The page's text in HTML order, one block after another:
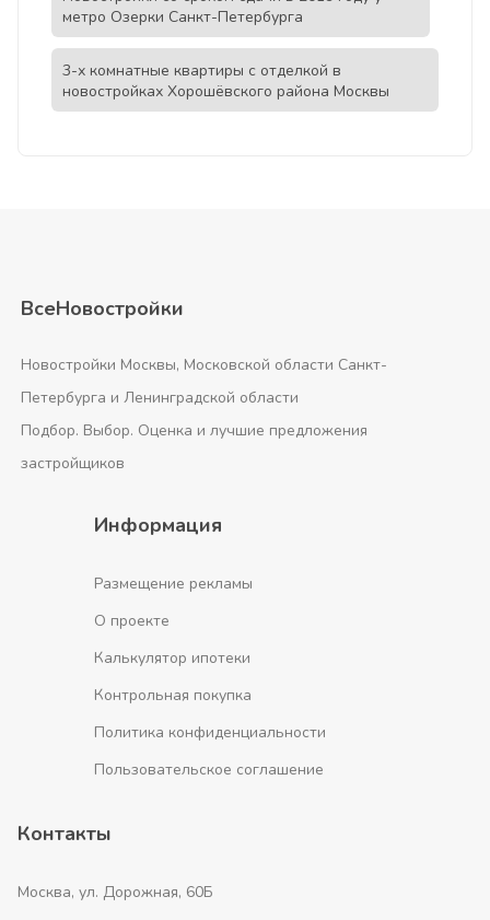
метро Озерки Санкт-Петербурга
3-х комнатные квартиры с отделкой в
новостройках Хорошёвского района Москвы
ВсеНовостройки
Новостройки Москвы, Московской области Санкт-
Петербурга и Ленинградской области
Подбор. Выбор. Оценка и лучшие предложения
застройщиков
Информация
Размещение рекламы
О проекте
Калькулятор ипотеки
Контрольная покупка
Политика конфиденциальности
Пользовательское соглашение
Контакты
Москва, ул. Дорожная, 60Б